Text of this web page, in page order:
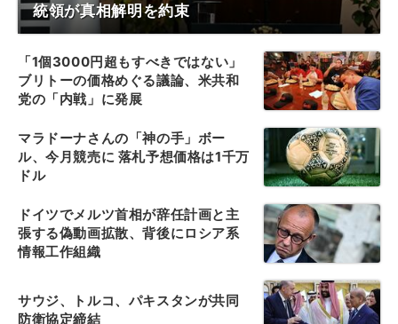
統領が真相解明を約束
「1個3000円超もすべきではない」
ブリトーの価格めぐる議論、米共和
党の「内戦」に発展
マラドーナさんの「神の手」ボー
ル、今月競売に 落札予想価格は1千万
ドル
ドイツでメルツ首相が辞任計画と主
張する偽動画拡散、背後にロシア系
情報工作組織
サウジ、トルコ、パキスタンが共同
防衛協定締結